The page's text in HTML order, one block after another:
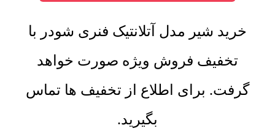
خرید شیر مدل آتلانتیک فنری شودر با
تخفیف فروش ویژه صورت خواهد
گرفت. برای اطلاع از تخفیف ها تماس
بگیرید.